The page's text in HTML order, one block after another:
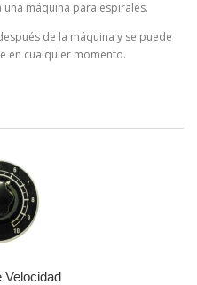
máquina para espirales.
de la máquina y se puede
en cualquier momento.
Velocidad